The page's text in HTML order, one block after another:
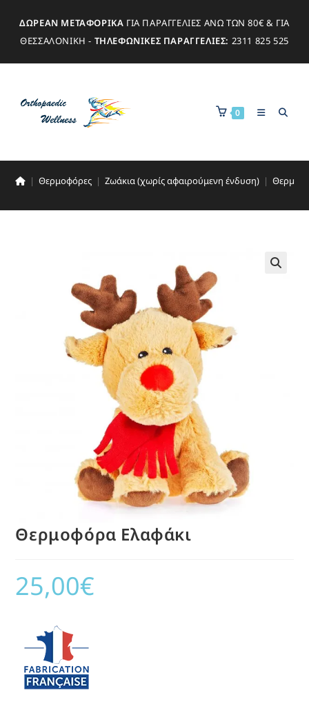
ΔΩΡΕΑΝ ΜΕΤΑΦΟΡΙΚΑ ΓΙΑ ΠΑΡΑΓΓΕΛΙΕΣ ΑΝΩ ΤΩΝ 80€ & ΓΙΑ
ΘΕΣΣΑΛΟΝΙΚΗ - ΤΗΛΕΦΩΝΙΚΕΣ ΠΑΡΑΓΓΕΛΙΕΣ: 2311 825 525
0
| Θερμοφόρες | Ζωάκια (χωρίς αφαιρούμενη ένδυση) |
Θερμοφόρα Ελαφάκι
25,00€